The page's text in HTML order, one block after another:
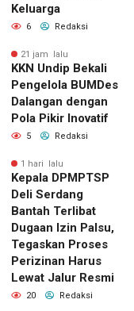
Keluarga
6 Redaksi
21 jam lalu
KKN Undip Bekali
Pengelola BUMDes
Dalangan dengan
Pola Pikir Inovatif
5 Redaksi
1 hari lalu
Kepala DPMPTSP
Deli Serdang
Bantah Terlibat
Dugaan Izin Palsu,
Tegaskan Proses
Perizinan Harus
Lewat Jalur Resmi
20 Redaksi